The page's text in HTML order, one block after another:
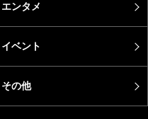
エンタメ
イベント
その他